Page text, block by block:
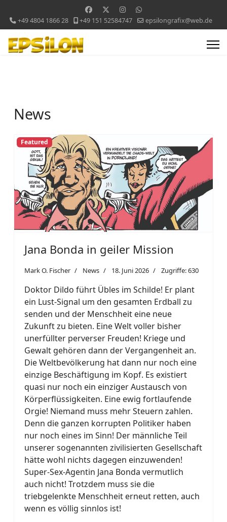
+49 4804 1866 28 +49 151 52584747 epsilongrafix@web.de
News
Featured
Jana Bonda in geiler Mission
Mark O. Fischer News 18. Juni 2026 Zugriffe: 630
Doktor Dildo führt Übles im Schilde! Er plant
ein Lust-Signal um den gesamten Erdball zu
senden und der Menschheit eine neue
Zukunft zu bieten. Eine Welt voller bisher
unerfüllter perverser Freuden! Kriege und
Gewalt gehören dann der Vergangenheit an.
Die Weltbevölkerung hat dann nur noch eine
einzige Beschäftigung im Kopf. Es existiert
quasi nur noch ein einziger Austausch von
Körperflüssigkeiten. Eine ewig fortlaufende
Orgie! Niemand muss mehr Steuern zahlen.
Denn die ganzen korrupten Politiker haben
nur noch eines im Sinn! Der männliche Teil
unserer sogenannten zivilisierten Gesellschaft
hätte wohl nichts dagegen einzuwenden!
Super-Sex-Agentin Jana Bonda vermutlich
auch nicht! Trotzdem muss sie die
triebgelenkte Menschheit erneut retten, auch
wenn es völlig sinnlos ist!